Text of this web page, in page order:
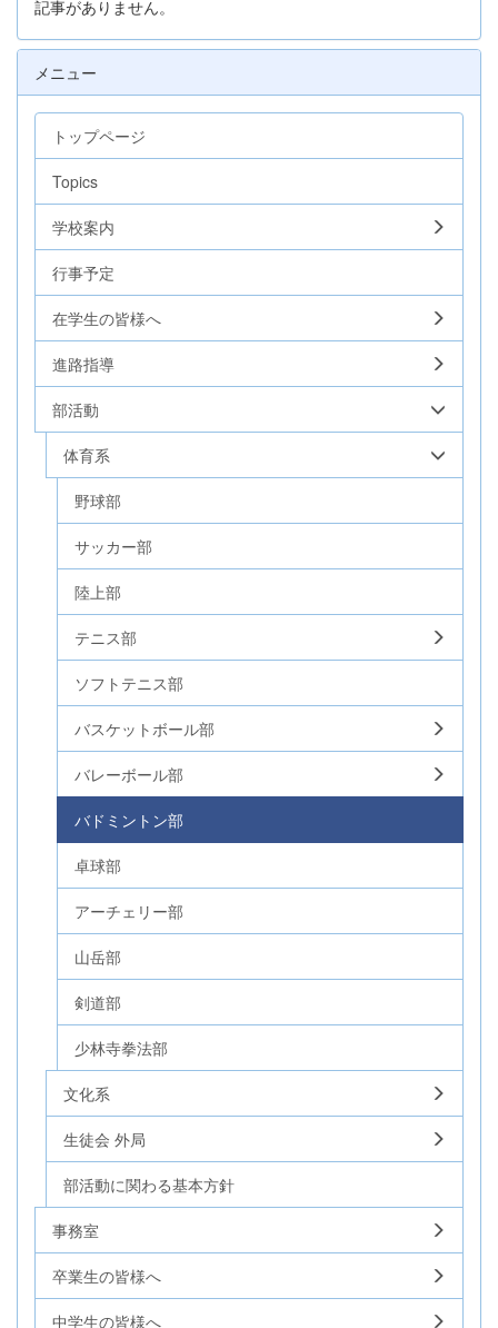
記事がありません。
メニュー
トップページ
Topics
学校案内
行事予定
在学生の皆様へ
進路指導
部活動
体育系
野球部
サッカー部
陸上部
テニス部
ソフトテニス部
バスケットボール部
バレーボール部
バドミントン部
卓球部
アーチェリー部
山岳部
剣道部
少林寺拳法部
文化系
生徒会 外局
部活動に関わる基本方針
事務室
卒業生の皆様へ
中学生の皆様へ